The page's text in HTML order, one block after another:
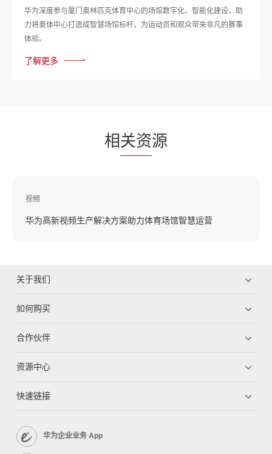
华为深度参与厦门奥林匹克体育中心的场馆数字化、智能化建设，助
力将奥体中心打造成智慧场馆标杆，为运动员和观众带来非凡的赛事
体验。
了解更多
相关资源
视频
华为高新视频生产解决方案助力体育场馆智慧运营
关于我们
如何购买
合作伙伴
资源中心
快速链接
华为企业业务 App